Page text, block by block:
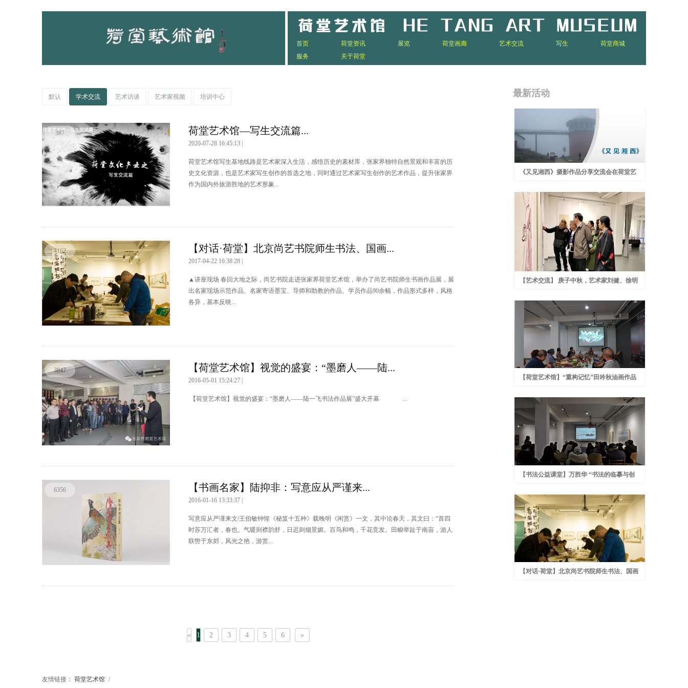
首页 荷堂资讯 展览 荷堂画廊 艺术交流 写生
荷堂商城
服务
关于荷堂
默认 学术交流 艺术访谈 艺术家视频 培训中心
荷堂艺术馆—写生交流篇...
2020-07-28 16:45:13 |
荷堂艺术馆写生基地线路是艺术家深入生活，感悟历史的素材库，张家界独特自然景观和丰富的历
史文化资源，也是艺术家写生创作的首选之地，同时通过艺术家写生创作的艺术作品，提升张家界
作为国内外旅游胜地的艺术形象...
387
【对话·荷堂】北京尚艺书院师生书法、国画...
2017-04-22 16:38:28 |
▲讲座现场 春回大地之际，尚艺书院走进张家界荷堂艺术馆，举办了尚艺书院师生书画作品展，展
出名家现场示范作品、名家寄语墨宝、导师和助教的作品、学员作品90余幅，作品形式多样，风格
各异，基本反映...
4162
【荷堂艺术馆】视觉的盛宴：“墨磨人——陆...
2016-05-01 15:24:27 |
【荷堂艺术馆】视觉的盛宴：“墨磨人——陆一飞书法作品展”盛大开幕 ...
3847
【书画名家】陆抑非：写意应从严谨来...
2016-01-16 13:33:37 |
写意应从严谨来文/王伯敏钟惺《秘笈十五种》载晚明《闲赏》一文，其中论春天，其文曰：“首四
时苏万汇者，春也。气暖则襟韵舒，日迟则烟景媚。百鸟和鸣，千花竞发。田畯举趾于南亩，游人
联辔于东郊，风光之艳，游赏...
6356
« 1 2 3 4 5 6 »
最新活动
《又见湘西》摄影作品分享交流会在荷堂艺
术馆举办
【艺术交流】 庚子中秋，艺术家刘健、徐明
义参访荷堂艺术馆
【荷堂艺术馆】“重构记忆”田吟秋油画作品
展学术交流会成功举办
【书法公益课堂】万胜华 “书法的临摹与创
作——略谈审美的切入与应用” 在荷堂艺术
馆开讲
【对话·荷堂】北京尚艺书院师生书法、国画
友情链接： 荷堂艺术馆 /